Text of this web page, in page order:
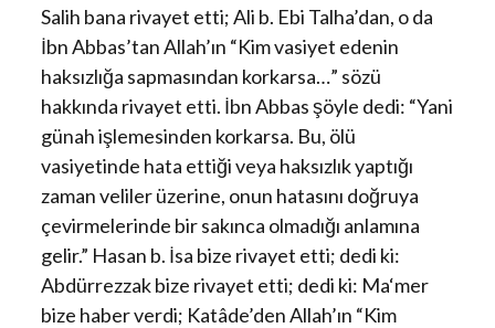
Salih bana rivayet etti; Ali b. Ebi Talha’dan, o da
İbn Abbas’tan Allah’ın “Kim vasiyet edenin
haksızlığa sapmasından korkarsa…” sözü
hakkında rivayet etti. İbn Abbas şöyle dedi: “Yani
günah işlemesinden korkarsa. Bu, ölü
vasiyetinde hata ettiği veya haksızlık yaptığı
zaman veliler üzerine, onun hatasını doğruya
çevirmelerinde bir sakınca olmadığı anlamına
gelir.” Hasan b. İsa bize rivayet etti; dedi ki:
Abdürrezzak bize rivayet etti; dedi ki: Ma‘mer
bize haber verdi; Katâde’den Allah’ın “Kim